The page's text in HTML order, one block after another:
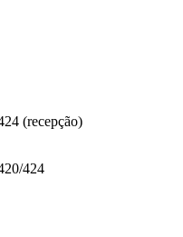
(recepção)
424